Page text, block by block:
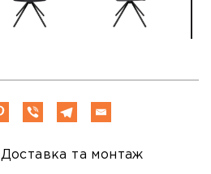
Доставка та монтаж